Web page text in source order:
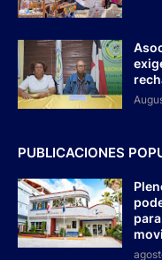
PUBLICACIONES